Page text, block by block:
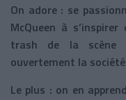
On adore : se
McQueen à
trash de la scène
ouvertement la
Le plus : on en